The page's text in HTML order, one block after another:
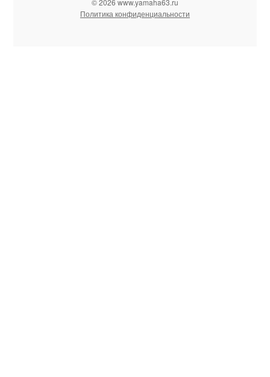
© 2026 www.yamaha63.ru
Политика конфиденциальности